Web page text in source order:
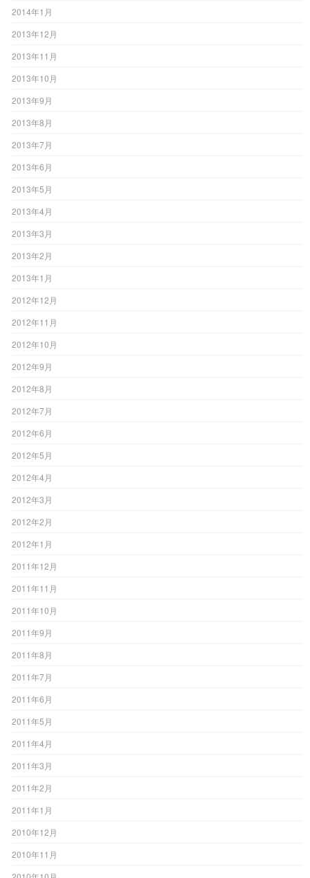
2014年1月
2013年12月
2013年11月
2013年10月
2013年9月
2013年8月
2013年7月
2013年6月
2013年5月
2013年4月
2013年3月
2013年2月
2013年1月
2012年12月
2012年11月
2012年10月
2012年9月
2012年8月
2012年7月
2012年6月
2012年5月
2012年4月
2012年3月
2012年2月
2012年1月
2011年12月
2011年11月
2011年10月
2011年9月
2011年8月
2011年7月
2011年6月
2011年5月
2011年4月
2011年3月
2011年2月
2011年1月
2010年12月
2010年11月